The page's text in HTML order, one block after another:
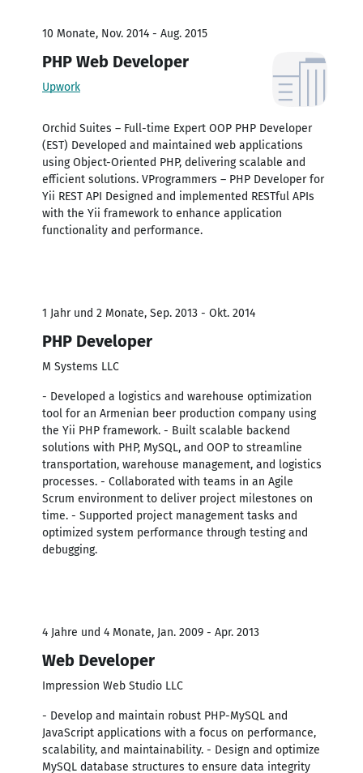
10 Monate, Nov. 2014 - Aug. 2015
PHP Web Developer
Upwork
Orchid Suites – Full-time Expert OOP PHP Developer
(EST) Developed and maintained web applications
using Object-Oriented PHP, delivering scalable and
efficient solutions. VProgrammers – PHP Developer for
Yii REST API Designed and implemented RESTful APIs
with the Yii framework to enhance application
functionality and performance.
1 Jahr und 2 Monate, Sep. 2013 - Okt. 2014
PHP Developer
M Systems LLC
- Developed a logistics and warehouse optimization
tool for an Armenian beer production company using
the Yii PHP framework. - Built scalable backend
solutions with PHP, MySQL, and OOP to streamline
transportation, warehouse management, and logistics
processes. - Collaborated with teams in an Agile
Scrum environment to deliver project milestones on
time. - Supported project management tasks and
optimized system performance through testing and
debugging.
4 Jahre und 4 Monate, Jan. 2009 - Apr. 2013
Web Developer
Impression Web Studio LLC
- Develop and maintain robust PHP-MySQL and
JavaScript applications with a focus on performance,
scalability, and maintainability. - Design and optimize
MySQL database structures to ensure data integrity